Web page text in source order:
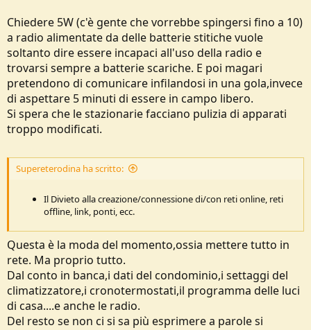
Chiedere 5W (c'è gente che vorrebbe spingersi fino a 10)
a radio alimentate da delle batterie stitiche vuole
soltanto dire essere incapaci all'uso della radio e
trovarsi sempre a batterie scariche. E poi magari
pretendono di comunicare infilandosi in una gola,invece
di aspettare 5 minuti di essere in campo libero.
Si spera che le stazionarie facciano pulizia di apparati
troppo modificati.
Supereterodina ha scritto:
Il Divieto alla creazione/connessione di/con reti online, reti
offline, link, ponti, ecc.
Questa è la moda del momento,ossia mettere tutto in
rete. Ma proprio tutto.
Dal conto in banca,i dati del condominio,i settaggi del
climatizzatore,i cronotermostati,il programma delle luci
di casa....e anche le radio.
Del resto se non ci si sa più esprimere a parole si